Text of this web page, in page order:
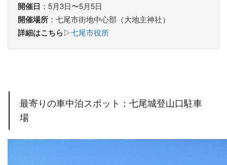
開催日 ：5月3日〜5月5日
開催場所 ：七尾市街地中心部（大地主神社）
詳細はこちら▷七尾市役所
最寄りの車中泊スポット：七尾城登山口駐車
場